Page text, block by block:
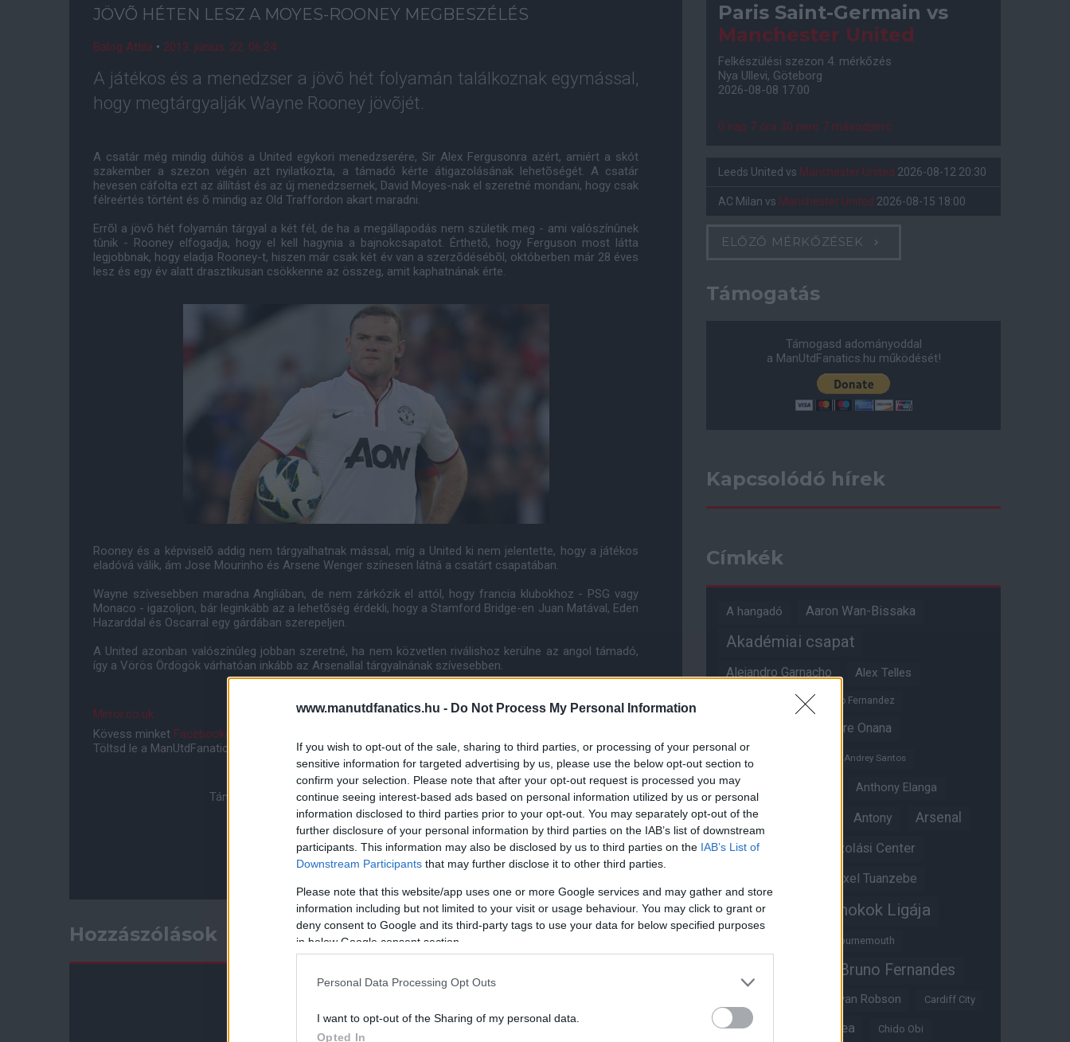
www.manutdfanatics.hu - Do Not Process My Personal Information
If you wish to opt-out of the sale, sharing to third parties, or processing of your personal or
sensitive information for targeted advertising by us, please use the below opt-out section to
confirm your selection. Please note that after your opt-out request is processed you may
continue seeing interest-based ads based on personal information utilized by us or personal
information disclosed to third parties prior to your opt-out. You may separately opt-out of the
further disclosure of your personal information by third parties on the IAB’s list of downstream
participants. This information may also be disclosed by us to third parties on the IAB’s List of
Downstream Participants that may further disclose it to other third parties.
Please note that this website/app uses one or more Google services and may gather and store
information including but not limited to your visit or usage behaviour. You may click to grant or
deny consent to Google and its third-party tags to use your data for below specified purposes
in below Google consent section.
Personal Data Processing Opt Outs
I want to opt-out of the Sharing of my personal data.
Opted In
JÖVÕ HÉTEN LESZ A MOYES-ROONEY MEGBESZÉLÉS
Balog Attila • 2013. június. 22. 06:24
A játékos és a menedzser a jövõ hét folyamán találkoznak egymással,
hogy megtárgyalják Wayne Rooney jövõjét.
A csatár még mindig dühös a United egykori menedzserére, Sir Alex Fergusonra azért, amiért a skót
szakember a szezon végén azt nyilatkozta, a támadó kérte átigazolásának lehetõségét. A csatár
hevesen cáfolta ezt az állítást és az új menedzsernek, David Moyes-nak el szeretné mondani, hogy csak
félreértés történt és õ mindig az Old Traffordon akart maradni.
Errõl a jövõ hét folyamán tárgyal a két fél, de ha a megállapodás nem születik meg - ami valószínûnek
tûnik - Rooney elfogadja, hogy el kell hagynia a bajnokcsapatot. Érthetõ, hogy Ferguson most látta
legjobbnak, hogy eladja Rooney-t, hiszen már csak két év van a szerzõdésébõl, októberben már 28 éves
lesz és egy év alatt drasztikusan csökkenne az összeg, amit kaphatnának érte.
Rooney és a képviselõ addig nem tárgyalhatnak mással, míg a United ki nem jelentette, hogy a játékos
eladóvá válik, ám Jose Mourinho és Arsene Wenger színesen látná a csatárt csapatában.
Wayne szívesebben maradna Angliában, de nem zárkózik el attól, hogy francia klubokhoz - PSG vagy
Monaco - igazoljon, bár leginkább az a lehetõség érdekli, hogy a Stamford Bridge-en Juan Matával, Eden
Hazarddal és Oscarral egy gárdában szerepeljen.
A United azonban valószínûleg jobban szeretné, ha nem közvetlen riválishoz kerülne az angol támadó,
így a Vörös Ördögök várhatóan inkább az Arsenallal tárgyalnának szívesebben.
Mirror.co.uk
Kövess minket Facebookon
Töltsd le a ManUtdFanatics.hu mobil applikációtAndroidraés iOS-re!
Támogasd adományoddal a ManUtdFanatics.hu működését!
Hozzászólások
Paris Saint-Germain vs
Manchester United
Felkészülési szezon 4. mérkőzés
Nya Ullevi, Göteborg
2026-08-08 17:00
0 nap 7 óra 30 perc 6 másodperc
Leeds United vs Manchester United 2026-08-12 20:30
AC Milan vs Manchester United 2026-08-15 18:00
ELŐZŐ MÉRKŐZÉSEK
Támogatás
Támogasd adományoddal
a ManUtdFanatics.hu működését!
Kapcsolódó hírek
Címkék
A hangadó Aaron Wan-Bissaka
Akadémiai csapat
Alejandro Garnacho Alex Telles
Alvaro Fernandez
Andre Onana
Andreas Pereira
Andrey Santos
Angol válogatott Anthony Elanga
Anthony Martial Antony Arsenal
Aston Villa Átigazolási Center
Axel Tuanzebe
Ayden Heaven Bajnokok Ligája
Bournemouth
Bruno Fernandes
Bryan Robson Cardiff City
Casemiro Chelsea Chido Obi